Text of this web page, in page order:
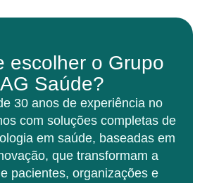
escolher o Grupo
Saúde?
30 anos de experiência no
com soluções completas de
em saúde, baseadas em
que transformam a
pacientes, organizações e